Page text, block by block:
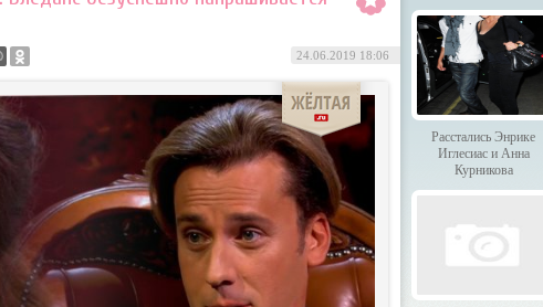
на 200%»: Тарзан признался, что изменил Королёвой с любовницами-
променял Дроботенко на Лазарева
Энрике Иглесиас и Анна Курникова
24.06.2019 18:06
Расстались Энрике
Иглесиас и Анна
Курникова